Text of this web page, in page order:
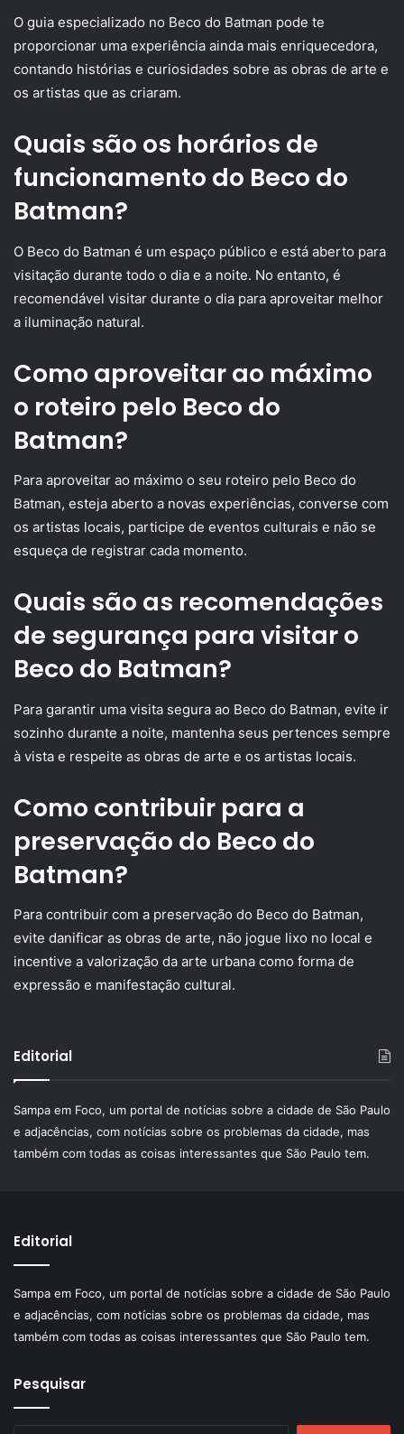
O guia especializado no Beco do Batman pode te
proporcionar uma experiência ainda mais enriquecedora,
contando histórias e curiosidades sobre as obras de arte e
os artistas que as criaram.
Quais são os horários de
funcionamento do Beco do
Batman?
O Beco do Batman é um espaço público e está aberto para
visitação durante todo o dia e a noite. No entanto, é
recomendável visitar durante o dia para aproveitar melhor
a iluminação natural.
Como aproveitar ao máximo
o roteiro pelo Beco do
Batman?
Para aproveitar ao máximo o seu roteiro pelo Beco do
Batman, esteja aberto a novas experiências, converse com
os artistas locais, participe de eventos culturais e não se
esqueça de registrar cada momento.
Quais são as recomendações
de segurança para visitar o
Beco do Batman?
Para garantir uma visita segura ao Beco do Batman, evite ir
sozinho durante a noite, mantenha seus pertences sempre
à vista e respeite as obras de arte e os artistas locais.
Como contribuir para a
preservação do Beco do
Batman?
Para contribuir com a preservação do Beco do Batman,
evite danificar as obras de arte, não jogue lixo no local e
incentive a valorização da arte urbana como forma de
expressão e manifestação cultural.
Editorial
Sampa em Foco, um portal de notícias sobre a cidade de São Paulo
e adjacências, com notícias sobre os problemas da cidade, mas
também com todas as coisas interessantes que São Paulo tem.
Editorial
Sampa em Foco, um portal de notícias sobre a cidade de São Paulo
e adjacências, com notícias sobre os problemas da cidade, mas
também com todas as coisas interessantes que São Paulo tem.
Pesquisar